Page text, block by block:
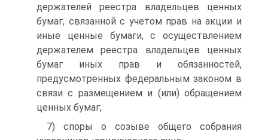
держателей реестра владельцев ценных
бумаг, связанной с учетом прав на акции и
иные ценные бумаги, с осуществлением
держателем реестра владельцев ценных
бумаг иных прав и обязанностей,
предусмотренных федеральным законом в
связи с размещением и (или) обращением
ценных бумаг;
7) споры о созыве общего собрания